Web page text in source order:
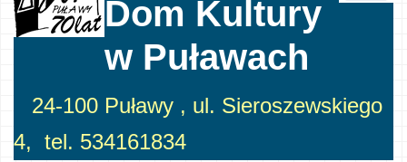
Dom Kultury
w Puławach
24-100 Puławy , ul. Sieroszewskiego
4, tel. 534161834